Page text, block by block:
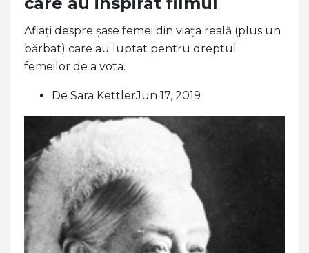
Aflați despre șase femei din viața reală (plus un
bărbat) care au luptat pentru dreptul
femeilor de a vota.
De Sara KettlerJun 17, 2019